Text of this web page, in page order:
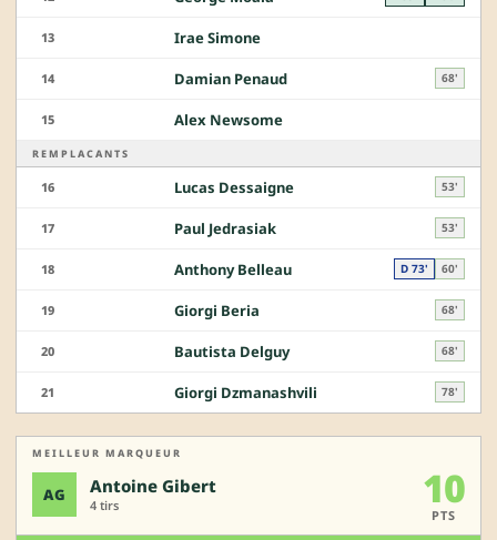
13 Irae Simone
14 Damian Penaud 68'
15 Alex Newsome
REMPLACANTS
16 Lucas Dessaigne 53'
17 Paul Jedrasiak 53'
18 Anthony Belleau D 73' 60'
19 Giorgi Beria 68'
20 Bautista Delguy 68'
21 Giorgi Dzmanashvili 78'
MEILLEUR MARQUEUR
AG Antoine Gibert
4 tirs 10
PTS